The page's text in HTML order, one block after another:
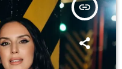
insert_link